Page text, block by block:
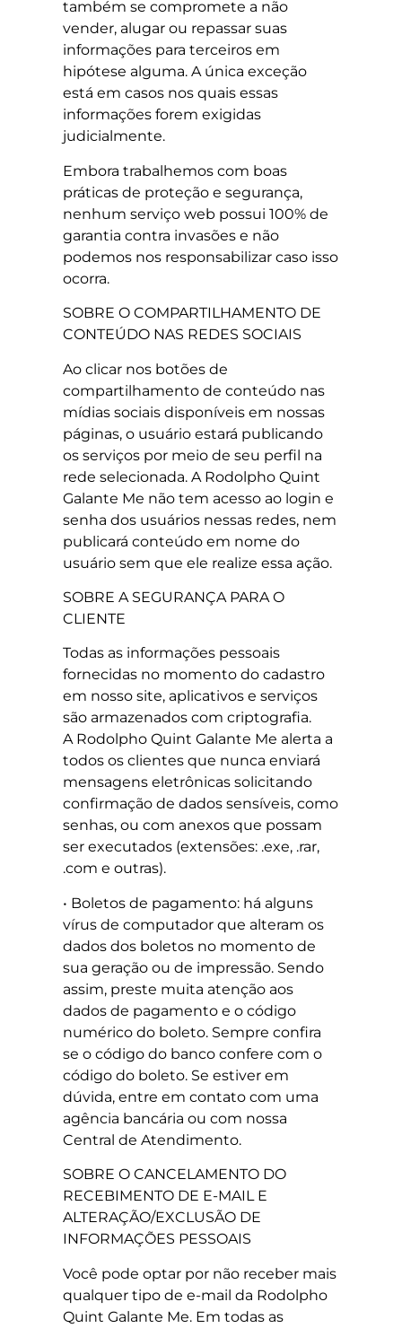
também se compromete a não
vender, alugar ou repassar suas
informações para terceiros em
hipótese alguma. A única exceção
está em casos nos quais essas
informações forem exigidas
judicialmente.
Embora trabalhemos com boas
práticas de proteção e segurança,
nenhum serviço web possui 100% de
garantia contra invasões e não
podemos nos responsabilizar caso isso
ocorra.
SOBRE O COMPARTILHAMENTO DE
CONTEÚDO NAS REDES SOCIAIS
Ao clicar nos botões de
compartilhamento de conteúdo nas
mídias sociais disponíveis em nossas
páginas, o usuário estará publicando
os serviços por meio de seu perfil na
rede selecionada. A Rodolpho Quint
Galante Me não tem acesso ao login e
senha dos usuários nessas redes, nem
publicará conteúdo em nome do
usuário sem que ele realize essa ação.
SOBRE A SEGURANÇA PARA O
CLIENTE
Todas as informações pessoais
fornecidas no momento do cadastro
em nosso site, aplicativos e serviços
são armazenados com criptografia.
A Rodolpho Quint Galante Me alerta a
todos os clientes que nunca enviará
mensagens eletrônicas solicitando
confirmação de dados sensíveis, como
senhas, ou com anexos que possam
ser executados (extensões: .exe, .rar,
.com e outras).
• Boletos de pagamento: há alguns
vírus de computador que alteram os
dados dos boletos no momento de
sua geração ou de impressão. Sendo
assim, preste muita atenção aos
dados de pagamento e o código
numérico do boleto. Sempre confira
se o código do banco confere com o
código do boleto. Se estiver em
dúvida, entre em contato com uma
agência bancária ou com nossa
Central de Atendimento.
SOBRE O CANCELAMENTO DO
RECEBIMENTO DE E-MAIL E
ALTERAÇÃO/EXCLUSÃO DE
INFORMAÇÕES PESSOAIS
Você pode optar por não receber mais
qualquer tipo de e-mail da Rodolpho
Quint Galante Me. Em todas as